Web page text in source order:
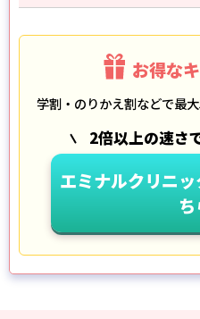
お得な
学割・のりかえ割などで最
2倍以上の速さ
エミナルクリニ
ち